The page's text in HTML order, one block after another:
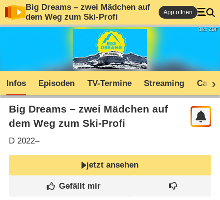
Big Dreams – zwei Mädchen auf
dem Weg zum Ski-Profi
App öffnen
Bild: ZDF
Infos Episoden TV-Termine Streaming Cast
Big Dreams – zwei Mädchen auf
dem Weg zum Ski-Profi
D2022–
jetzt ansehen